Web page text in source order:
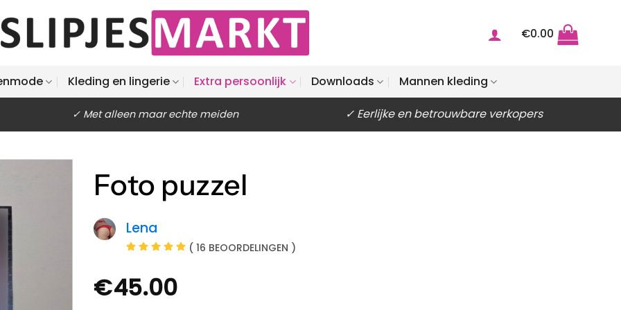
€0.00
Kleding en lingerie Extra persoonlijk Downloads Mannen kleding
✓ Met alleen maar echte meiden ✓ Eerlijke en betrouwbare verkopers
Foto puzzel
Lena
( 16 BEOORDELINGEN )
€45.00